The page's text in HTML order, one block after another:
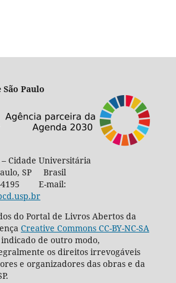
Paulo
Cidade Universitária
SP Brasil
4195 E-mail:
do Portal de Livros Abertos da
Creative Commons CC-BY-NC-SA
de outro modo,
os direitos irrevogáveis
e organizadores das obras e da